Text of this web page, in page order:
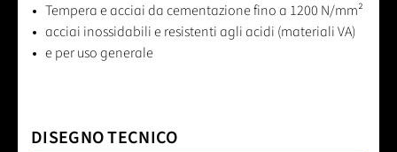
Tempera e acciai da cementazione fino a 1200 N/mm²
acciai inossidabili e resistenti agli acidi (materiali VA)
e per uso generale
DISEGNO TECNICO